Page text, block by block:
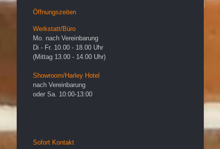
Öffnungszeiten
Werkstatt/Büro
Mo. nach Vereinbarung
Di - Fr. 10.00 - 18.00 Uhr
(Mittag 13.00 - 14.00 Uhr)
Showroom/Harley Hotel
nach Vereinbarung
oder Sa. 10:00-13:00
Sofort Kontakt